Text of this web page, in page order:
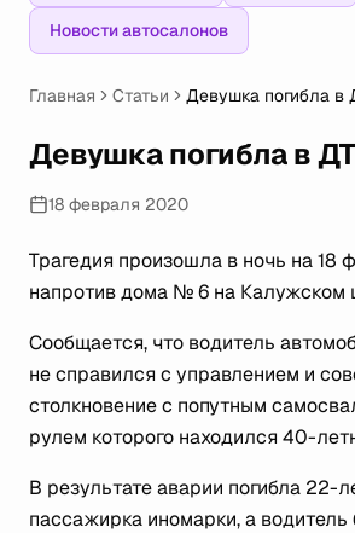
Новости автосалонов
Главная Статьи Девушка погибла в
Девушка погибла в
18 февраля 2020
Трагедия произошла в ночь на 18
напротив дома № 6 на Калужском
Сообщается, что водитель
не справился с управлением и
столкновение с попутным
рулем которого находился 40-
В результате аварии погибла 22-
пассажирка иномарки, а водитель